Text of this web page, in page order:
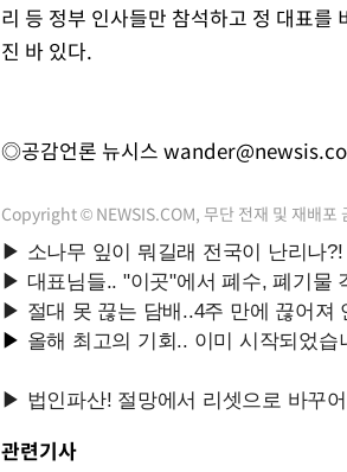
리 등 정부 인사들만 참석하고 정 대표를
진 바 있다.
◎공감언론 뉴시스
Copyright © NEWSIS.COM, 무단 전재 및 재배포
관련기사